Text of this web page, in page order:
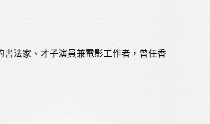
法家、才子演員兼電影工作者，曾任香